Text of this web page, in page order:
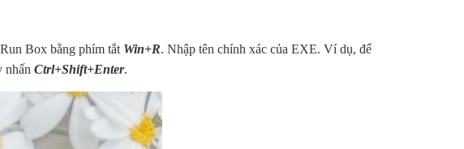
Box bằng phím tắt Win+R. Nhập tên chính xác của EXE. Ví dụ, để
nhấn Ctrl+Shift+Enter.